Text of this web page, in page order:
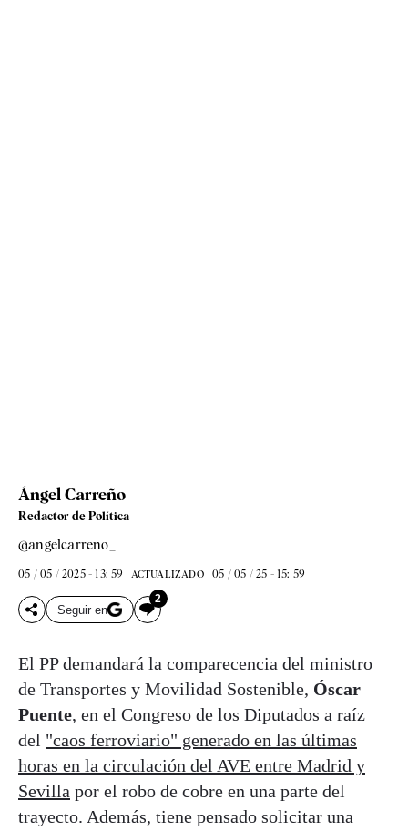
Ángel Carreño
Redactor de Política
@angelcarreno_
05 / 05 / 2025 - 13: 59 ACTUALIZADO 05 / 05 / 25 - 15: 59
Seguir en
2
El PP demandará la comparecencia del ministro
de Transportes y Movilidad Sostenible, Óscar
Puente, en el Congreso de los Diputados a raíz
del "caos ferroviario" generado en las últimas
horas en la circulación del AVE entre Madrid y
Sevilla por el robo de cobre en una parte del
trayecto. Además, tiene pensado solicitar una